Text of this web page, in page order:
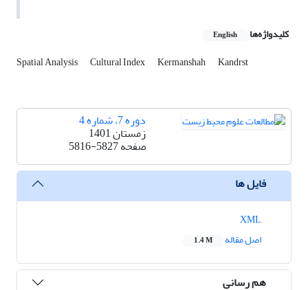
کلیدواژه‌ها English
Spatial Analysis Cultural Index Kermanshah‌ Kandrst
دوره 7، شماره 4
زمستان 1401
صفحه5816-5827
فایل ها
اصل مقاله
1.4 M
هم رسانی